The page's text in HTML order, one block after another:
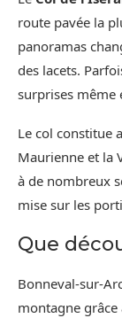
route pavée la
panoramas
des lacets.
surprises même
Le col constitue
Maurienne et la
à de nombreux
mise sur les
Que
Bonneval-sur-
montagne